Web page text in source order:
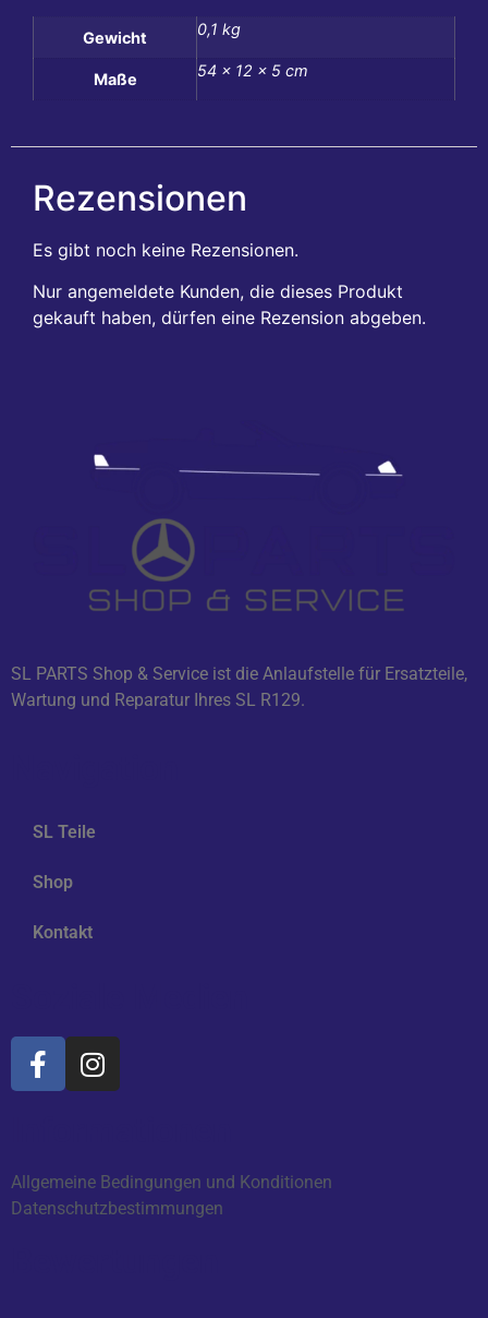
Gewicht 0,1 kg
Maße 54 × 12 × 5 cm
Rezensionen
Es gibt noch keine Rezensionen.
Nur angemeldete Kunden, die dieses Produkt
gekauft haben, dürfen eine Rezension abgeben.
SL PARTS Shop & Service ist die Anlaufstelle für Ersatzteile,
Wartung und Reparatur Ihres SL R129.
SL Teile
Shop
Kontakt
Allgemeine Bedingungen und Konditionen
Datenschutzbestimmungen